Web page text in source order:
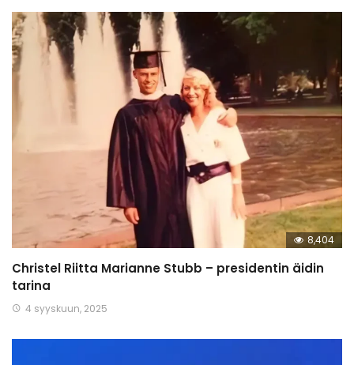
8,404
Christel Riitta Marianne Stubb – presidentin äidin
tarina
4 syyskuun, 2025